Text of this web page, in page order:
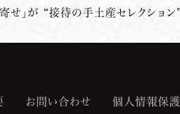
寄せ」が “接待の手土産セレクシ
お問い合わせ 個人情報保